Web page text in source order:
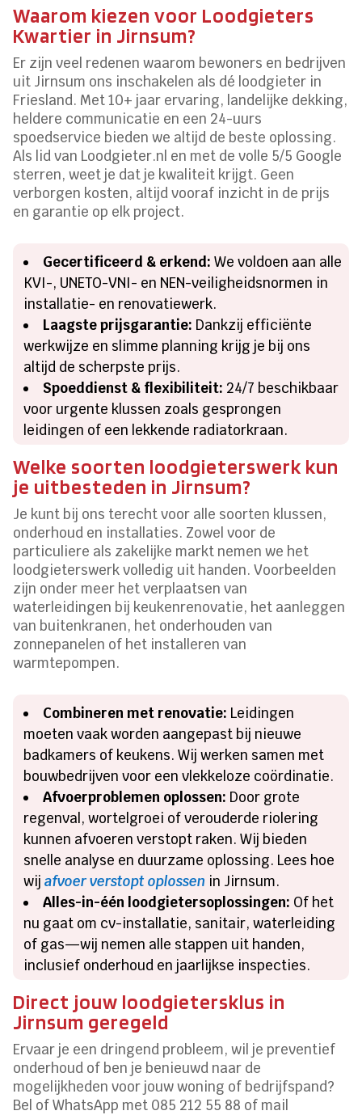
Waarom kiezen voor Loodgieters
Kwartier in Jirnsum?
Er zijn veel redenen waarom bewoners en bedrijven
uit Jirnsum ons inschakelen als dé loodgieter in
Friesland. Met 10+ jaar ervaring, landelijke dekking,
heldere communicatie en een 24-uurs
spoedservice bieden we altijd de beste oplossing.
Als lid van Loodgieter.nl en met de volle 5/5 Google
sterren, weet je dat je kwaliteit krijgt. Geen
verborgen kosten, altijd vooraf inzicht in de prijs
en garantie op elk project.
Gecertificeerd & erkend: We voldoen aan alle
KVI-, UNETO-VNI- en NEN-veiligheidsnormen in
installatie- en renovatiewerk.
Laagste prijsgarantie: Dankzij efficiënte
werkwijze en slimme planning krijg je bij ons
altijd de scherpste prijs.
Spoeddienst & flexibiliteit: 24/7 beschikbaar
voor urgente klussen zoals gesprongen
leidingen of een lekkende radiatorkraan.
Welke soorten loodgieterswerk kun
je uitbesteden in Jirnsum?
Je kunt bij ons terecht voor alle soorten klussen,
onderhoud en installaties. Zowel voor de
particuliere als zakelijke markt nemen we het
loodgieterswerk volledig uit handen. Voorbeelden
zijn onder meer het verplaatsen van
waterleidingen bij keukenrenovatie, het aanleggen
van buitenkranen, het onderhouden van
zonnepanelen of het installeren van
warmtepompen.
Combineren met renovatie: Leidingen
moeten vaak worden aangepast bij nieuwe
badkamers of keukens. Wij werken samen met
bouwbedrijven voor een vlekkeloze coördinatie.
Afvoerproblemen oplossen: Door grote
regenval, wortelgroei of verouderde riolering
kunnen afvoeren verstopt raken. Wij bieden
snelle analyse en duurzame oplossing. Lees hoe
wijafvoer verstopt oplossen in Jirnsum.
Alles-in-één loodgietersoplossingen: Of het
nu gaat om cv-installatie, sanitair, waterleiding
of gas—wij nemen alle stappen uit handen,
inclusief onderhoud en jaarlijkse inspecties.
Direct jouw loodgietersklus in
Jirnsum geregeld
Ervaar je een dringend probleem, wil je preventief
onderhoud of ben je benieuwd naar de
mogelijkheden voor jouw woning of bedrijfspand?
Bel of WhatsApp met 085 212 55 88 of mail